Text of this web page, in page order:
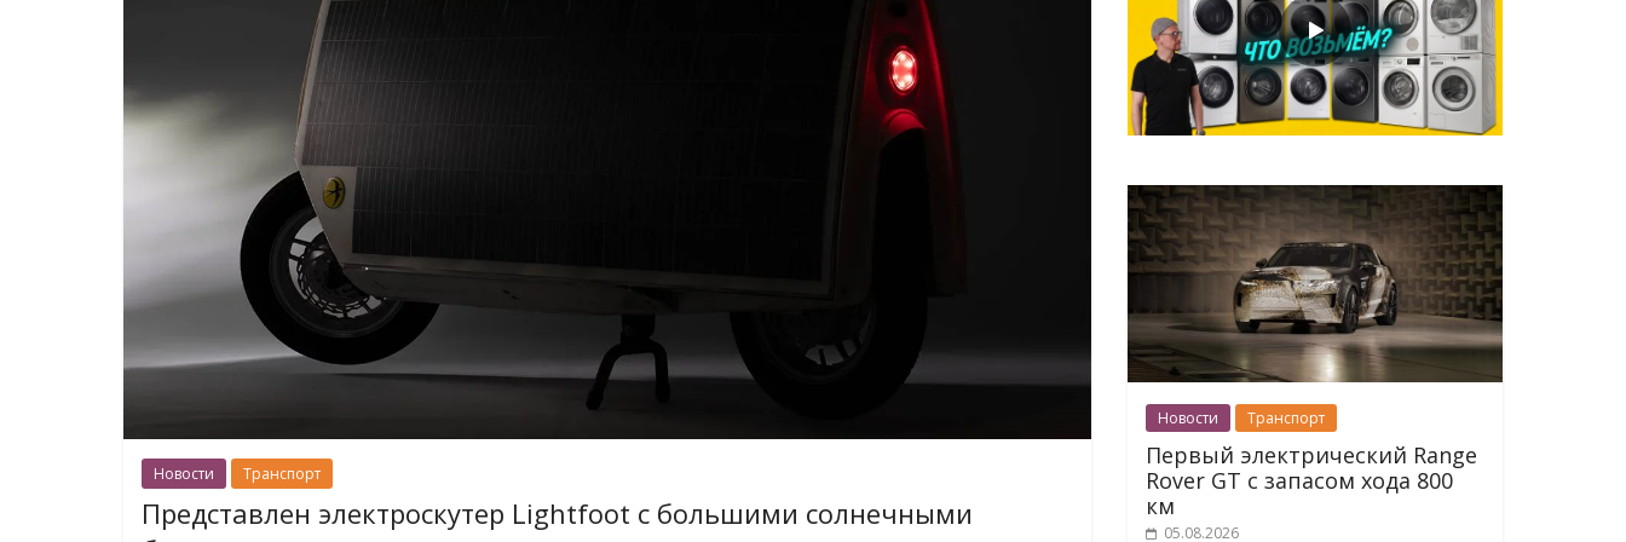
Новости Транспорт
Представлен электроскутер Lightfoot с большими солнечными
Новости Транспорт
Первый электрический Range
Rover GT с запасом хода 800
км
05.08.2026